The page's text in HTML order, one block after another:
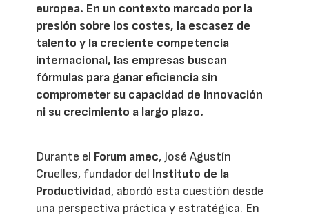
europea. En un contexto marcado por la
presión sobre los costes, la escasez de
talento y la creciente competencia
internacional, las empresas buscan
fórmulas para ganar eficiencia sin
comprometer su capacidad de innovación
ni su crecimiento a largo plazo.
Durante el Forum amec, José Agustín
Cruelles, fundador del Instituto de la
Productividad, abordó esta cuestión desde
una perspectiva práctica y estratégica. En